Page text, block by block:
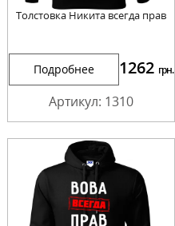
Толстовка Никита всегда прав
Подробнее 1262 грн.
Артикул: 1310